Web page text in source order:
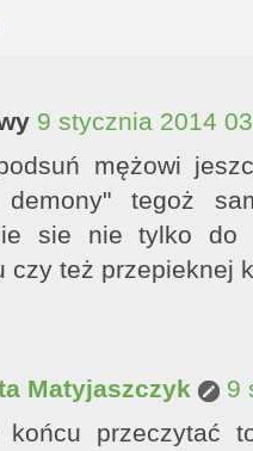
9 stycznia 2014
mężowi
demony" tegoż
sie nie tylko
czy też przepieknej
Matyjaszczyk
9
przeczytać